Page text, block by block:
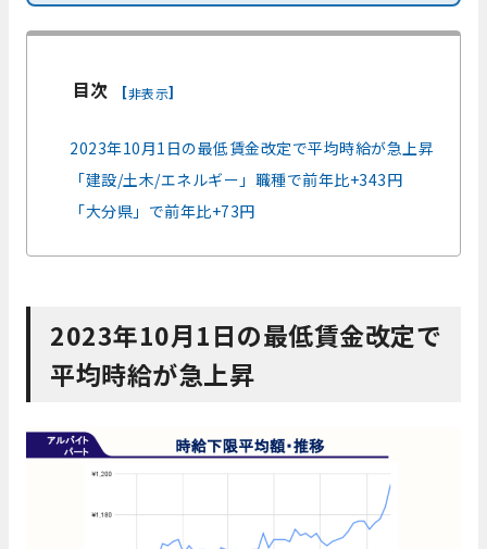
目次 [非表示]
2023年10月1日の最低賃金改定で平均時給が急上昇
「建設/土木/エネルギー」職種で前年比+343円
「大分県」で前年比+73円
2023年10月1日の最低賃金改定で
平均時給が急上昇